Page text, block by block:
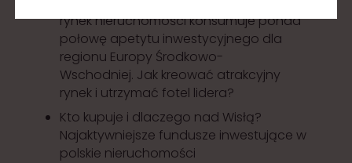
rynek nieruchomości konsumuje ponad
połowę apetytu inwestycyjnego dla
regionu Europy Środkowo-
Wschodniej. Jak kreować atrakcyjny
rynek i utrzymać fotel lidera?
Kto kupuje i dlaczego nad Wisłą?
Najaktywniejsze fundusze inwestujące w
polskie nieruchomości